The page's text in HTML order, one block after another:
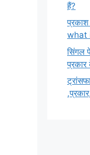
हैं?
प्रकाश
what
सिंगल